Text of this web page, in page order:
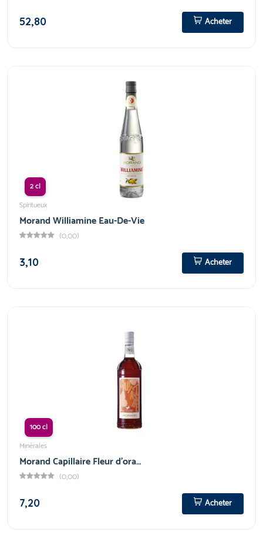
52,80
Acheter
2 cl
Spiritueux
Morand Williamine Eau-De-Vie
(0,00)
3,10
Acheter
100 cl
Minérales
Morand Capillaire Fleur d'ora…
(0,00)
7,20
Acheter